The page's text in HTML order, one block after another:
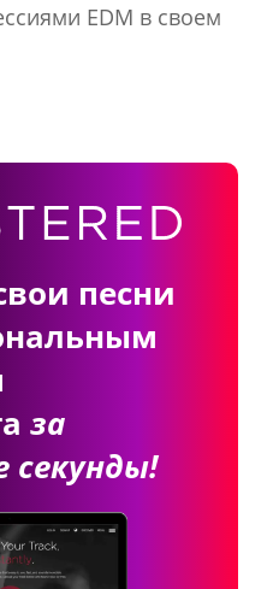
EDM в своем
песни
за
секунды!